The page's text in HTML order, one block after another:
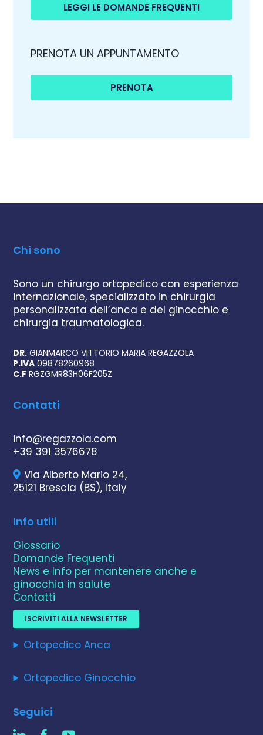
LEGGI LE DOMANDE FREQUENTI
PRENOTA UN APPUNTAMENTO
PRENOTA
Chi sono
Sono un chirurgo ortopedico con esperienza
internazionale, specializzato in chirurgia
personalizzata dell’anca e del ginocchio e
chirurgia traumatologica.
DR. GIANMARCO VITTORIO MARIA REGAZZOLA
P.IVA 09878260968
C.F RGZGMR83H06F205Z
Contatti
info@regazzola.com
+39 391 3576678
Via Alberto Mario 24,
25121 Brescia (BS), Italy
Info utili
Glossario
Domande Frequenti
News e Info per mantenere anche e
ginocchia in salute
Contatti
ISCRIVITI ALLA NEWSLETTER
Ortopedico Anca
Ortopedico Ginocchio
Seguici